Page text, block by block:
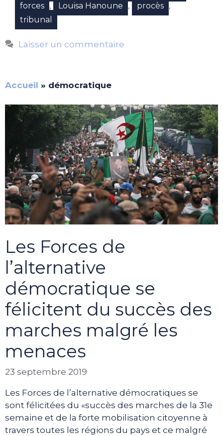
forces , Louisa Hanoune , procès ,
tribunal
Laisser un commentaire
Accueil » démocratique
Les Forces de
l’alternative
démocratique se
félicitent du succès des
marches malgré les
menaces
23 septembre 2019
Les Forces de l’alternative démocratiques se
sont félicitées du «succès des marches de la 31e
semaine et de la forte mobilisation citoyenne à
travers toutes les régions du pays et ce malgré